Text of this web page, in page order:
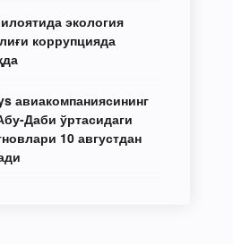
экология
коррупцияда
авиакомпаниясининг
Даби ўртасидаги
10 августдан